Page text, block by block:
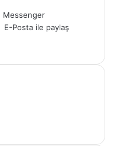
göndermek
Messenger
E-Posta ile paylaş